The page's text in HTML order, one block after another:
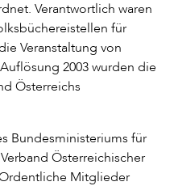
Verantwortlich waren
für
Veranstaltung von
2003 wurden die
Österreichs
Bundesministeriums für
Österreichischer
Mitglieder